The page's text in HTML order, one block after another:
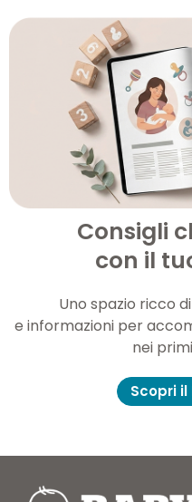
Consigli
con il
Uno spazio ricco di
e informazioni per
nei
Scopri